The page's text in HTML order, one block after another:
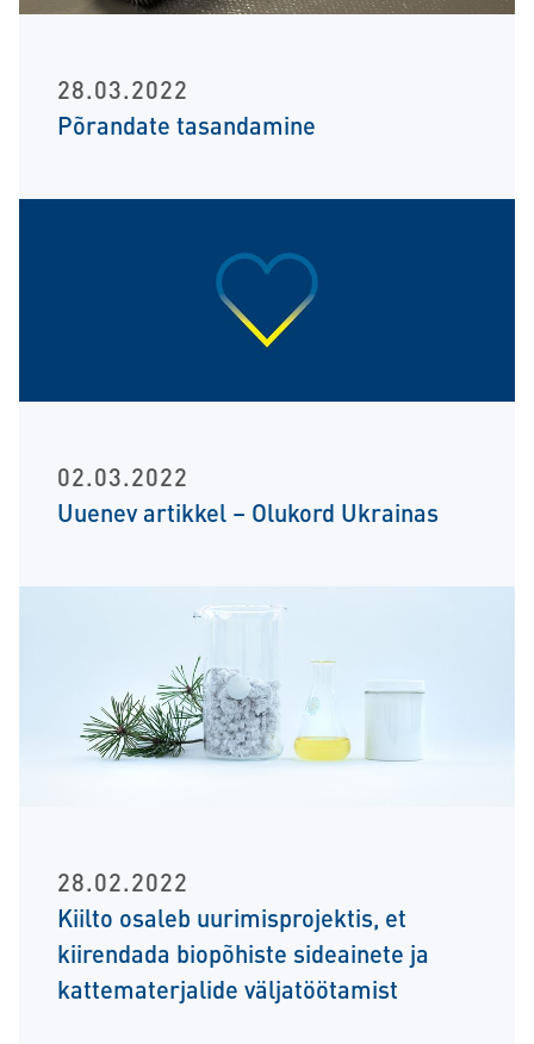
28.03.2022
Põrandate tasandamine
02.03.2022
Uuenev artikkel – Olukord Ukrainas
28.02.2022
Kiilto osaleb uurimisprojektis, et
kiirendada biopõhiste sideainete ja
kattematerjalide väljatöötamist